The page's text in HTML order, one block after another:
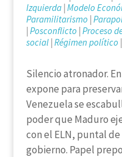
Izquierda|Modelo
Paramilitarismo |
|Posconflicto |Proceso
social|Régimen político |
Silencio atronador.
expone para
Venezuela se
poder que Maduro
con el ELN, puntal
gobierno. Papel